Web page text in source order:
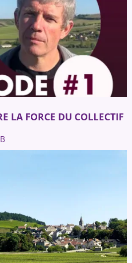
LA FORCE DU COLLECTIF